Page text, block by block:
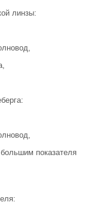
линзы:
показателя